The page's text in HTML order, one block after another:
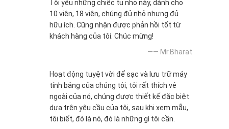
Tôi yêu những chiếc tủ nhỏ này, dành cho
10 viên, 18 viên, chúng đủ nhỏ nhưng đủ
hữu ích. Cũng nhận được phản hồi tốt từ
khách hàng của tôi. Chúc mừng!
—— Mr.Bharat
Hoạt động tuyệt vời để sạc và lưu trữ máy
tính bảng của chúng tôi, tôi rất thích vẻ
ngoài của nó, chúng được thiết kế đặc biệt
dựa trên yêu cầu của tôi, sau khi xem mẫu,
tôi biết, đó là nó, đó là những gì tôi cần.